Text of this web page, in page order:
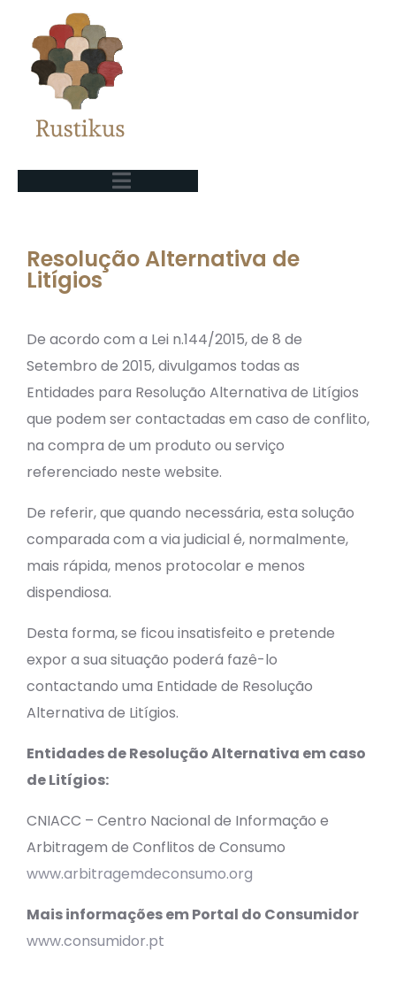
Resolução Alternativa de
Litígios
De acordo com a Lei n.144/2015, de 8 de
Setembro de 2015, divulgamos todas as
Entidades para Resolução Alternativa de Litígios
que podem ser contactadas em caso de conflito,
na compra de um produto ou serviço
referenciado neste website.
De referir, que quando necessária, esta solução
comparada com a via judicial é, normalmente,
mais rápida, menos protocolar e menos
dispendiosa.
Desta forma, se ficou insatisfeito e pretende
expor a sua situação poderá fazê-lo
contactando uma Entidade de Resolução
Alternativa de Litígios.
Entidades de Resolução Alternativa em caso
de Litígios:
CNIACC – Centro Nacional de Informação e
Arbitragem de Conflitos de Consumo
www.arbitragemdeconsumo.org
Mais informações em Portal do Consumidor
www.consumidor.pt